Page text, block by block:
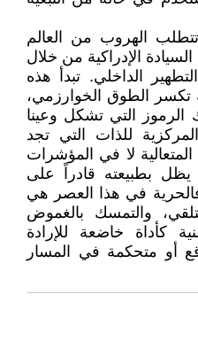
الهروب من العالم
الإدراكية من خلال
الداخلي. تبدأ هذه
تكسر الطوق الخوارزمي،
الرموز التي تشكل وعينا
للذات التي تجد
المتعالية لا في المؤشرات
يظل بطبيعته قادراً على
في هذا العصر هي
والتمسك بالغموض
كأداة خاضعة للإرادة
أو متحكمة في المسار